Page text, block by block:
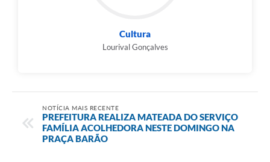
Cultura
Lourival Gonçalves
NOTÍCIA MAIS RECENTE
PREFEITURA REALIZA MATEADA DO SERVIÇO
FAMÍLIA ACOLHEDORA NESTE DOMINGO NA
PRAÇA BARÃO